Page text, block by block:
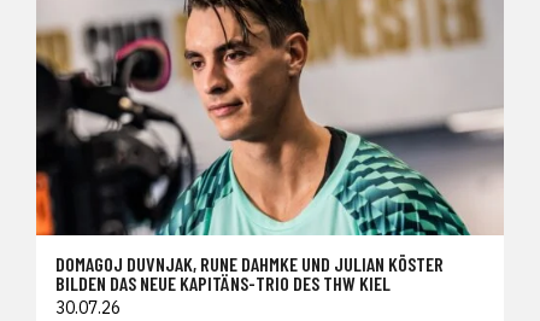
DOMAGOJ DUVNJAK, RUNE DAHMKE UND JULIAN KÖSTER
BILDEN DAS NEUE KAPITÄNS-TRIO DES THW KIEL
30.07.26